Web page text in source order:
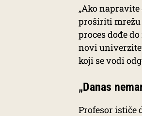
„Ako
proširiti mrežu
proces dođe
novi
koji se vodi
„Danas
Profesor ističe